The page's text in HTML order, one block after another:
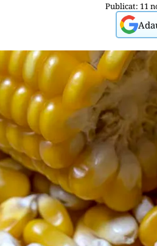
Publicat: 11